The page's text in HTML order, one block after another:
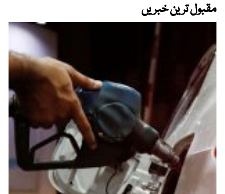
مقبول ترین خبریں